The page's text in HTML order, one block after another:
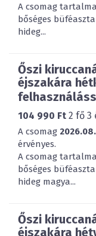
A csomag
bőséges
hideg...
Őszi
éjszakára
104 990 Ft 2 fő 3
A csomag
érvényes.
A csomag
bőséges
hideg magya...
Őszi
éjszakára